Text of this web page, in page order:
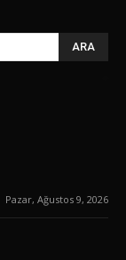
ARA
Pazar, Ağustos 9, 2026